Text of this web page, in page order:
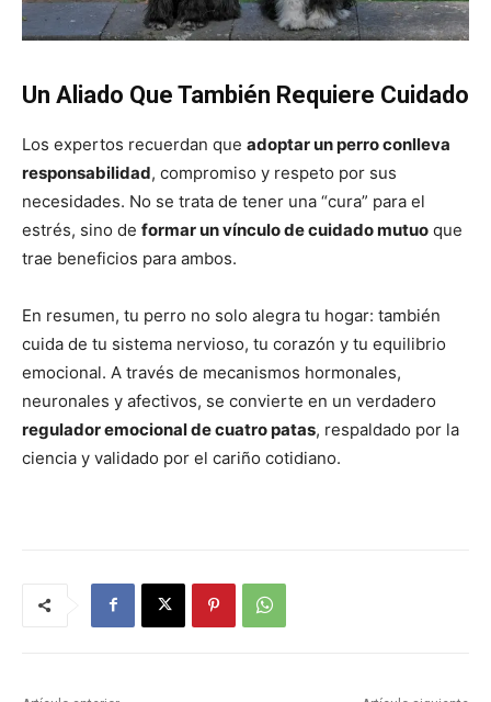
Un Aliado Que También Requiere Cuidado
Los expertos recuerdan que adoptar un perro conlleva
responsabilidad, compromiso y respeto por sus
necesidades. No se trata de tener una “cura” para el
estrés, sino de formar un vínculo de cuidado mutuo que
trae beneficios para ambos.
En resumen, tu perro no solo alegra tu hogar: también
cuida de tu sistema nervioso, tu corazón y tu equilibrio
emocional. A través de mecanismos hormonales,
neuronales y afectivos, se convierte en un verdadero
regulador emocional de cuatro patas, respaldado por la
ciencia y validado por el cariño cotidiano.